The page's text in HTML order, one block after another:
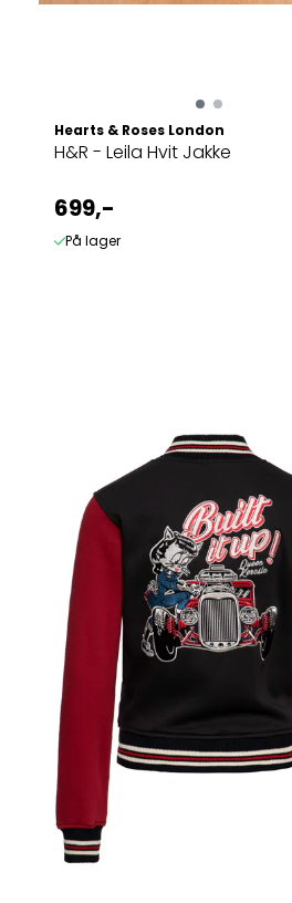
Hearts & Roses London
H&R - Leila Hvit Jakke
699,-
På lager